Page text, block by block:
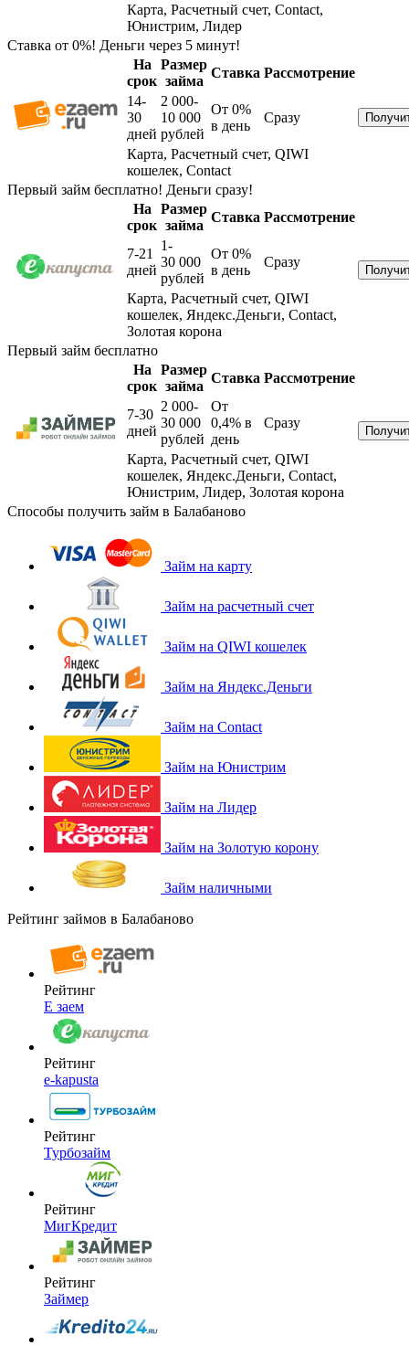
Карта, Расчетный счет, Contact,
Юнистрим, Лидер
Ставка от 0%! Деньги через 5 минут!
На
срок
Размер
займа
Ставка Рассмотрение
14-
30
дней
2 000-
10 000
рублей
От 0%
в день
Сразу
Карта, Расчетный счет, QIWI
кошелек, Contact
Первый займ бесплатно! Деньги сразу!
На
срок
Размер
займа
Ставка Рассмотрение
7-21
дней
1-
30 000
рублей
От 0%
в день
Сразу
Карта, Расчетный счет, QIWI
кошелек, Яндекс.Деньги, Contact,
Золотая корона
Первый займ бесплатно
На
срок
Размер
займа
Ставка Рассмотрение
7-30
дней
2 000-
30 000
рублей
От
0,4% в
день
Сразу
Карта, Расчетный счет, QIWI
кошелек, Яндекс.Деньги, Contact,
Юнистрим, Лидер, Золотая корона
Способы получить займ в Балабаново
Займ на карту
Займ на расчетный счет
Займ на QIWI кошелек
Займ на Яндекс.Деньги
Займ на Contact
Займ на Юнистрим
Займ на Лидер
Займ на Золотую корону
Займ наличными
Рейтинг займов в Балабаново
Рейтинг
Е заем
Рейтинг
e-kapusta
Рейтинг
Турбозайм
Рейтинг
МигКредит
Рейтинг
Займер